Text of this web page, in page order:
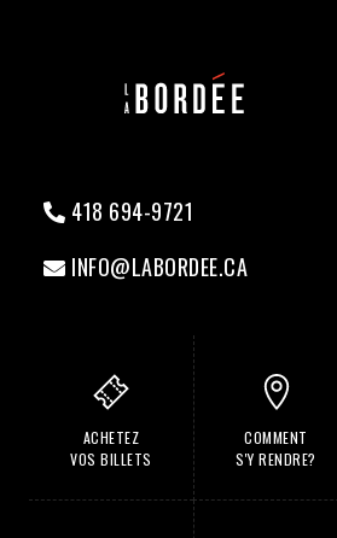
418 694-9721
INFO@LABORDEE.CA
ACHETEZ
VOS BILLETS
COMMENT
S'Y RENDRE?